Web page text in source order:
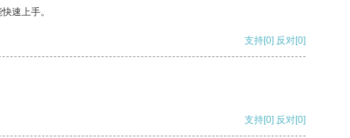
速上手。
支持[0] 反对[0]
支持[0] 反对[0]